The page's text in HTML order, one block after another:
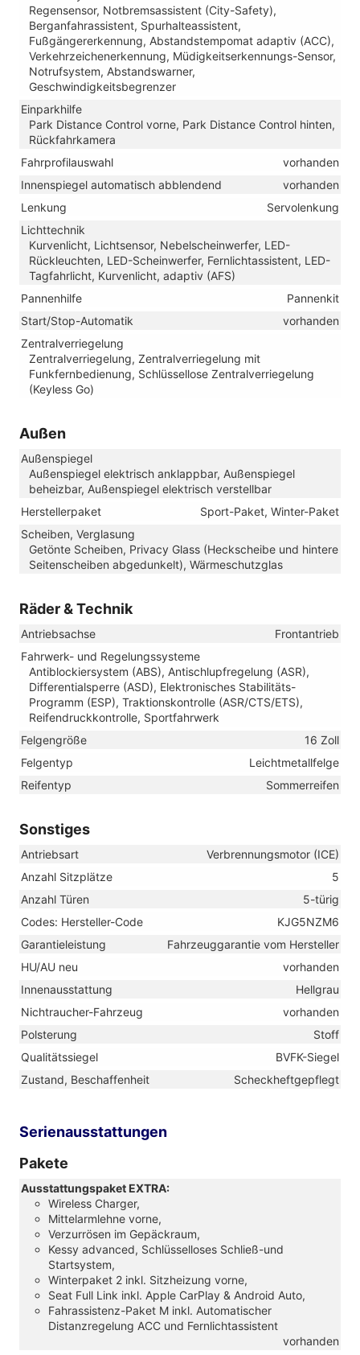
Regensensor, Notbremsassistent (City-Safety),
Berganfahrassistent, Spurhalteassistent,
Fußgängererkennung, Abstandstempomat adaptiv (ACC),
Verkehrzeichenerkennung, Müdigkeitserkennungs-Sensor,
Notrufsystem, Abstandswarner,
Geschwindigkeitsbegrenzer
Einparkhilfe
Park Distance Control vorne, Park Distance Control hinten,
Rückfahrkamera
Fahrprofilauswahl
vorhanden
Innenspiegel automatisch abblendend
vorhanden
Lenkung
Servolenkung
Lichttechnik
Kurvenlicht, Lichtsensor, Nebelscheinwerfer, LED-
Rückleuchten, LED-Scheinwerfer, Fernlichtassistent, LED-
Tagfahrlicht, Kurvenlicht, adaptiv (AFS)
Pannenhilfe
Pannenkit
Start/Stop-Automatik
vorhanden
Zentralverriegelung
Zentralverriegelung, Zentralverriegelung mit
Funkfernbedienung, Schlüssellose Zentralverriegelung
(Keyless Go)
Außen
Außenspiegel
Außenspiegel elektrisch anklappbar, Außenspiegel
beheizbar, Außenspiegel elektrisch verstellbar
Herstellerpaket
Sport-Paket, Winter-Paket
Scheiben, Verglasung
Getönte Scheiben, Privacy Glass (Heckscheibe und hintere
Seitenscheiben abgedunkelt), Wärmeschutzglas
Räder & Technik
Antriebsachse
Frontantrieb
Fahrwerk- und Regelungssysteme
Antiblockiersystem (ABS), Antischlupfregelung (ASR),
Differentialsperre (ASD), Elektronisches Stabilitäts-
Programm (ESP), Traktionskontrolle (ASR/CTS/ETS),
Reifendruckkontrolle, Sportfahrwerk
Felgengröße
16 Zoll
Felgentyp
Leichtmetallfelge
Reifentyp
Sommerreifen
Sonstiges
Antriebsart
Verbrennungsmotor (ICE)
Anzahl Sitzplätze
5
Anzahl Türen
5-türig
Codes: Hersteller-Code
KJG5NZM6
Garantieleistung
Fahrzeuggarantie vom Hersteller
HU/AU neu
vorhanden
Innenausstattung
Hellgrau
Nichtraucher-Fahrzeug
vorhanden
Polsterung
Stoff
Qualitätssiegel
BVFK-Siegel
Zustand, Beschaffenheit
Scheckheftgepflegt
Serienausstattungen
Pakete
Ausstattungspaket EXTRA:
Wireless Charger,
Mittelarmlehne vorne,
Verzurrösen im Gepäckraum,
Kessy advanced, Schlüsselloses Schließ-und
Startsystem,
Winterpaket 2 inkl. Sitzheizung vorne,
Seat Full Link inkl. Apple CarPlay & Android Auto,
Fahrassistenz-Paket M inkl. Automatischer
Distanzregelung ACC und Fernlichtassistent
vorhanden